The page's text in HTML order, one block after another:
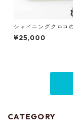
シャイニングクロコ
り財布
¥25,000
CATEGORY